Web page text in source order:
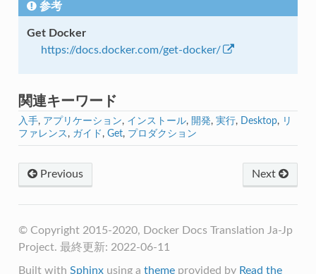
参考
Get Docker
https://docs.docker.com/get-docker/
関連キーワード
入手, アプリケーション, インストール, 開発, 実行, Desktop, リ
ファレンス , ガイド , Get, プロダクション
Next
Previous
© Copyright 2015-2020, Docker Docs Translation Ja-Jp
Project. 最終更新: 2022-06-11
Built with Sphinxusing a themeprovided by Read the